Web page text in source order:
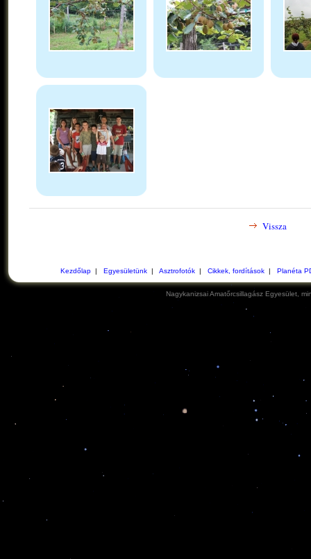
Vissza
Kezdőlap| Egyesületünk| Asztrofotók| Cikkek, fordítások| Planéta
Nagykanizsai Amatőrcsillagász Egyesület,